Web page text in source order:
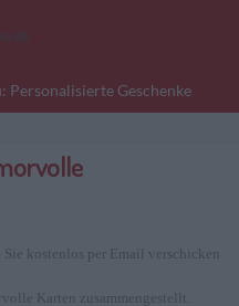
Personalisierte Geschenke
Danke
kostenlos per Email verschicken
Karten zusammengestellt.